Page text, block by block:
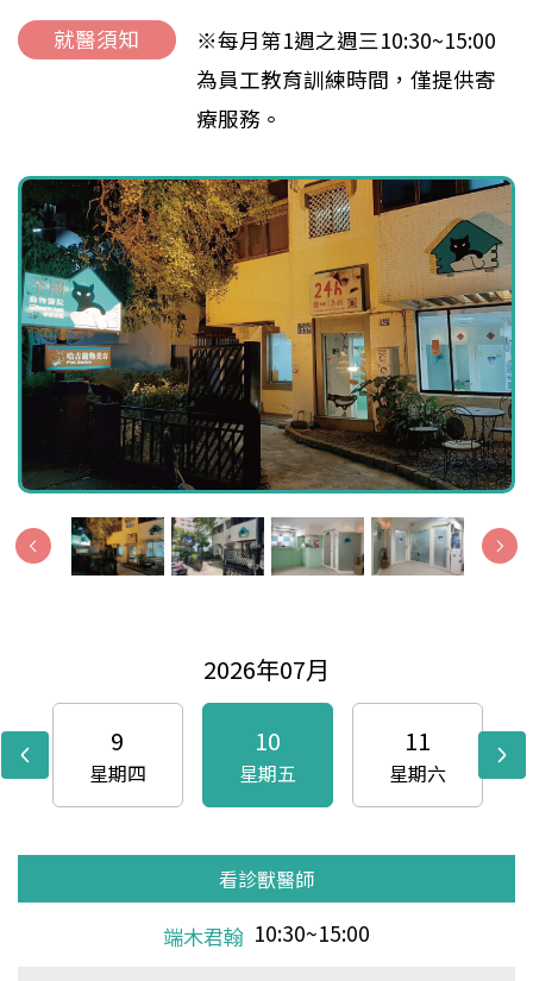
就醫須知
※每月第1週之週三10:30~15:00
為員工教育訓練時間，僅提供寄
療服務。
2026年07月
9
星期四
10
星期五
11
星期六
看診獸醫師
林源盛 15:00~21:00
看診獸醫師
羅勝吉 10:30~21:00
看診獸醫師
王允軍 10:30~16:00
看診獸醫師
羅勝吉 10:30~21:00
看診獸醫師
林源盛 10:30~21:00
看診獸醫師
端木君翰 10:30~21:00
看診獸醫師
林源盛 10:30~21:00
看診獸醫師
林源盛 10:30~21:00
看診獸醫師
羅勝吉 10:30~21:00
看診獸醫師
端木君翰 10:30~15:00
看診獸醫師
羅勝吉 10:30~21:00
看診獸醫師
羅勝吉 10:30~21:00
看診獸醫師
端木君翰 10:30~21:00
看診獸醫師
林源盛 10:30~21:00
看診獸醫師
林源盛 10:30~21:00
看診獸醫師
羅勝吉 10:30~21:00
看診獸醫師
王允軍 10:30~16:00
看診獸醫師
羅勝吉 10:30~21:00
看診獸醫師
林源盛 10:30~21:00
看診獸醫師
王允軍 10:30~16:00
看診獸醫師
林源盛 10:30~21:00
看診獸醫師
林源盛 10:30~21:00
看診獸醫師
羅勝吉 10:30~21:00
看診獸醫師
王允軍 10:30~16:00
看診獸醫師
羅勝吉 10:30~21:00
看診獸醫師
林源盛 10:30~21:00
看診獸醫師
王允軍 10:30~16:00
看診獸醫師
林源盛 10:30~21:00
看診獸醫師
林源盛 10:30~21:00
看診獸醫師
羅勝吉 10:30~21:00
看診獸醫師
王允軍 10:30~16:00